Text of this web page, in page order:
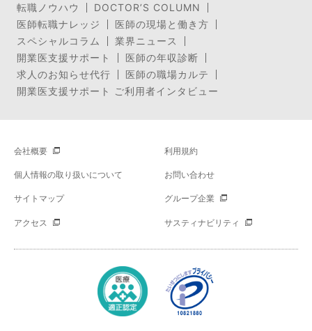
転職ノウハウ
DOCTOR’S COLUMN
医師転職ナレッジ
医師の現場と働き方
スペシャルコラム
業界ニュース
開業医支援サポート
医師の年収診断
求人のお知らせ代行
医師の職場カルテ
開業医支援サポート ご利用者インタビュー
会社概要 利用規約
個人情報の取り扱いについて お問い合わせ
サイトマップ グループ企業
アクセス サスティナビリティ